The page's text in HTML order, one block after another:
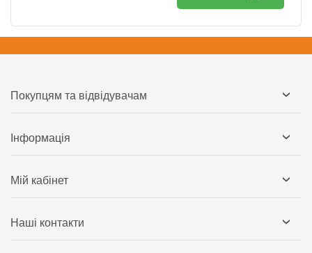
Покупцям та відвідувачам
Інформація
Мій кабінет
Наші контакти